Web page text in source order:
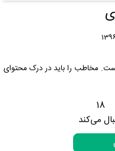
مخاطب را باید در درک محتوای
18
می‌کند